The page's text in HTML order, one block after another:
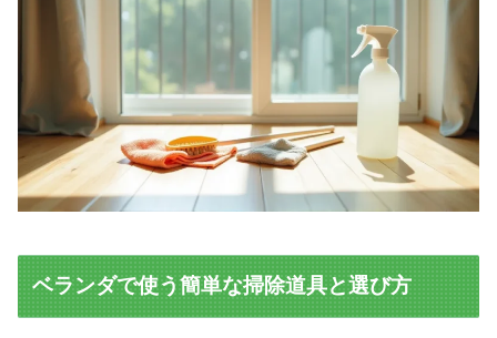
ベランダで使う簡単な掃除道具と選び方